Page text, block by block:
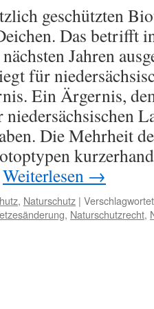
geschützten
Das betrifft
Jahren
für
Ein Ärgernis,
Die Mehrheit
Weiterlesen →
, Naturschutz |
, Naturschutzrecht,